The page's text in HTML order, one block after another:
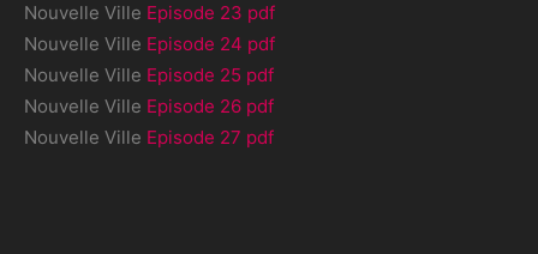
Nouvelle Ville Episode 23 pdf
Nouvelle Ville Episode 24 pdf
Nouvelle Ville Episode 25 pdf
Nouvelle Ville Episode 26 pdf
Nouvelle Ville Episode 27 pdf